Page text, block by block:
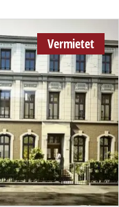
Vermietet